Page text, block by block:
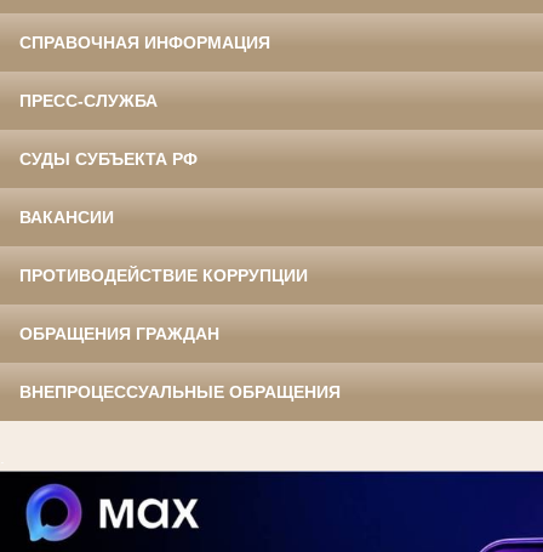
СПРАВОЧНАЯ ИНФОРМАЦИЯ
ПРЕСС-СЛУЖБА
СУДЫ СУБЪЕКТА РФ
ВАКАНСИИ
ПРОТИВОДЕЙСТВИЕ КОРРУПЦИИ
ОБРАЩЕНИЯ ГРАЖДАН
ВНЕПРОЦЕССУАЛЬНЫЕ ОБРАЩЕНИЯ